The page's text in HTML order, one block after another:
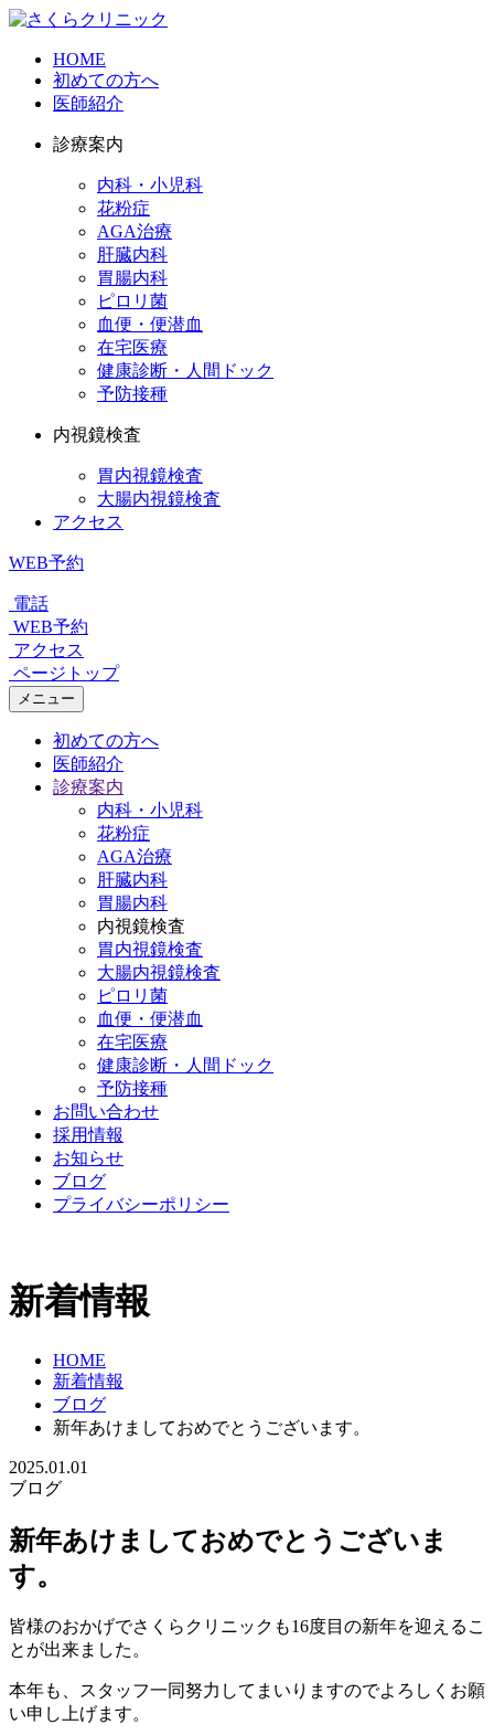
HOME
初めての方へ
医師紹介
診療案内
内科・小児科
花粉症
AGA治療
肝臓内科
胃腸内科
ピロリ菌
血便・便潜血
在宅医療
健康診断・人間ドック
予防接種
内視鏡検査
胃内視鏡検査
大腸内視鏡検査
アクセス
WEB予約
電話
WEB予約
アクセス
ページトップ
メニュー
初めての方へ
医師紹介
診療案内
内科・小児科
花粉症
AGA治療
肝臓内科
胃腸内科
内視鏡検査
胃内視鏡検査
大腸内視鏡検査
ピロリ菌
血便・便潜血
在宅医療
健康診断・人間ドック
予防接種
お問い合わせ
採用情報
お知らせ
ブログ
プライバシーポリシー
新着情報
HOME
新着情報
ブログ
新年あけましておめでとうございます。
2025.01.01
ブログ
新年あけましておめでとうございま
す。
皆様のおかげでさくらクリニックも16度目の新年を迎えるこ
とが出来ました。
本年も、スタッフ一同努力してまいりますのでよろしくお願
い申し上げます。